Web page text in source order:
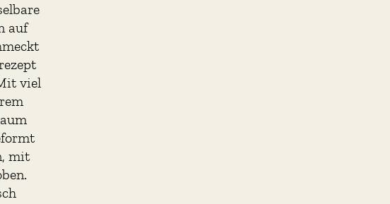
auf
viel
mit